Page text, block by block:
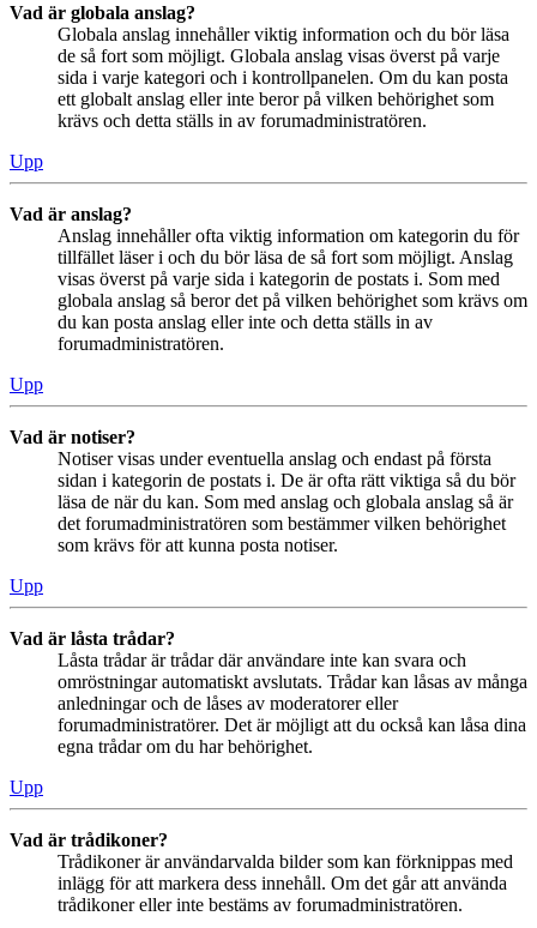
Vad är globala anslag?
Globala anslag innehåller viktig information och du bör läsa
de så fort som möjligt. Globala anslag visas överst på varje
sida i varje kategori och i kontrollpanelen. Om du kan posta
ett globalt anslag eller inte beror på vilken behörighet som
krävs och detta ställs in av forumadministratören.
Upp
Vad är anslag?
Anslag innehåller ofta viktig information om kategorin du för
tillfället läser i och du bör läsa de så fort som möjligt. Anslag
visas överst på varje sida i kategorin de postats i. Som med
globala anslag så beror det på vilken behörighet som krävs om
du kan posta anslag eller inte och detta ställs in av
forumadministratören.
Upp
Vad är notiser?
Notiser visas under eventuella anslag och endast på första
sidan i kategorin de postats i. De är ofta rätt viktiga så du bör
läsa de när du kan. Som med anslag och globala anslag så är
det forumadministratören som bestämmer vilken behörighet
som krävs för att kunna posta notiser.
Upp
Vad är låsta trådar?
Låsta trådar är trådar där användare inte kan svara och
omröstningar automatiskt avslutats. Trådar kan låsas av många
anledningar och de låses av moderatorer eller
forumadministratörer. Det är möjligt att du också kan låsa dina
egna trådar om du har behörighet.
Upp
Vad är trådikoner?
Trådikoner är användarvalda bilder som kan förknippas med
inlägg för att markera dess innehåll. Om det går att använda
trådikoner eller inte bestäms av forumadministratören.